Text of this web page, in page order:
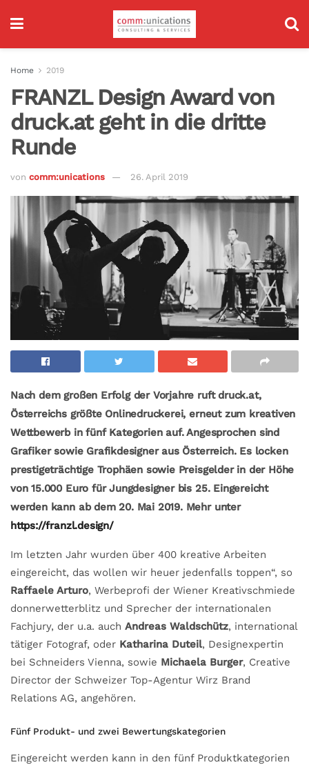
Home 2019
FRANZL Design Award von
druck.at geht in die dritte
Runde
von comm:unications 26. April 2019
Nach dem großen Erfolg der Vorjahre ruft druck.at,
Österreichs größte Onlinedruckerei, erneut zum kreativen
Wettbewerb in fünf Kategorien auf. Angesprochen sind
Grafiker sowie Grafikdesigner aus Österreich. Es locken
prestigeträchtige Trophäen sowie Preisgelder in der Höhe
von 15.000 Euro für Jungdesigner bis 25. Eingereicht
werden kann ab dem 20. Mai 2019. Mehr unter
https://franzl.design/
Im letzten Jahr wurden über 400 kreative Arbeiten
eingereicht, das wollen wir heuer jedenfalls toppen“, so
Raffaele Arturo, Werbeprofi der Wiener Kreativschmiede
donnerwetterblitz und Sprecher der internationalen
Fachjury, der u.a. auch Andreas Waldschütz, international
tätiger Fotograf, oder Katharina Duteil, Designexpertin
bei Schneiders Vienna, sowie Michaela Burger, Creative
Director der Schweizer Top-Agentur Wirz Brand
Relations AG, angehören.
Fünf Produkt- und zwei Bewertungskategorien
Eingereicht werden kann in den fünf Produktkategorien